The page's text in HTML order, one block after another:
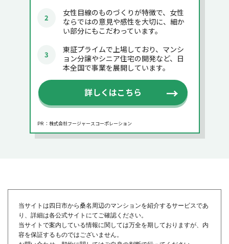
PR ：株式会社フージャースコーポレーション
女性目線のものづくりが特徴で、女性
ならではの意見や感性を大切に、細か
い部分にもこだわっています。
東証プライムで上場しており、マンシ
ョン分譲やシニア住宅の開発など、日
本全国で事業を展開しています。
詳しくはこちら
当サイトは四日市から桑名周辺のマンションを紹介するサービスであ
り、詳細は各公式サイトにてご確認ください。
当サイトで案内している情報に関しては万全を期しておりますが、内
容を保証するものではございません。